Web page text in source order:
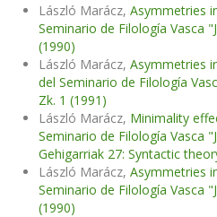
László Marácz, Asymmetries
Seminario de Filología Vasca
(1990)
László Marácz, Asymmetries
del Seminario de Filología
Zk. 1 (1991)
László Marácz, Minimality
Seminario de Filología Vasca
Gehigarriak 27: Syntactic
László Marácz, Asymmetries
Seminario de Filología Vasca
(1990)